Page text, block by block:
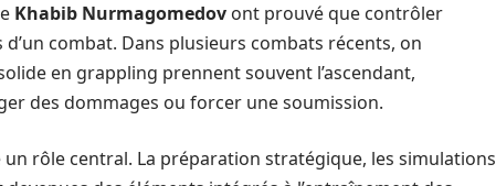
Khabib Nurmagomedov ont prouvé que contrôler
combat. Dans plusieurs combats récents, on
en grappling prennent souvent l’ascendant,
des dommages ou forcer une soumission.
rôle central. La préparation stratégique, les simulations